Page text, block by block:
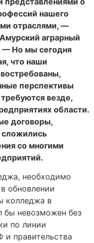
нашего
отраслями, —
аграрный
— Но мы сегодня
что наши
перспективы
везде,
области.
договоры,
сложились
со многими
необходимо
обновлении
колледжа в
бы невозможен без
по линии
правительства